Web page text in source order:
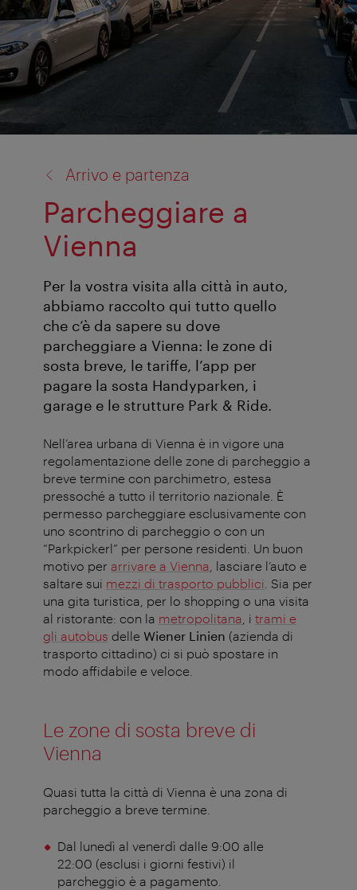
Arrivo e partenza
Parcheggiare a
Vienna
Per la vostra visita alla città in auto,
abbiamo raccolto qui tutto quello
che c’è da sapere su dove
parcheggiare a Vienna: le zone di
sosta breve, le tariffe, l’app per
pagare la sosta Handyparken, i
garage e le strutture Park & Ride.
Nell’area urbana di Vienna è in vigore una
regolamentazione delle zone di parcheggio a
breve termine con parchimetro, estesa
pressoché a tutto il territorio nazionale. È
permesso parcheggiare esclusivamente con
uno scontrino di parcheggio o con un
“Parkpickerl” per persone residenti. Un buon
motivo per arrivare a Vienna , lasciare l’auto e
saltare sui mezzi di trasporto pubblici . Sia per
una gita turistica, per lo shopping o una visita
al ristorante: con la metropolitana , i trami e
gli autobus delle Wiener Linien (azienda di
trasporto cittadino) ci si può spostare in
modo affidabile e veloce.
Le zone di sosta breve di
Vienna
Quasi tutta la città di Vienna è una zona di
parcheggio a breve termine.
Dal lunedì al venerdì dalle 9:00 alle
22:00 (esclusi i giorni festivi) il
parcheggio è a pagamento.